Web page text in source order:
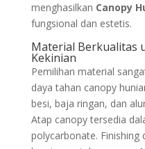
menghasilkan Canopy
fungsional dan estetis.
Material Berkualitas
Kekinian
Pemilihan material
daya tahan canopy
besi, baja ringan, dan
Atap canopy tersedia
polycarbonate. Finishing